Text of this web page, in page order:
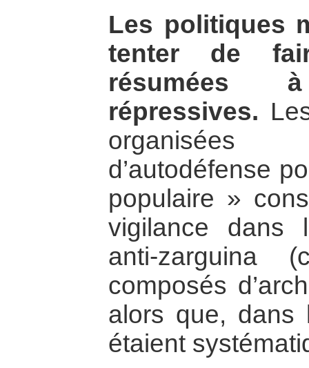
Les politiques
tenter de
résumées
répressives.
d’autodéfense
populaire »
vigilance dans
anti-zarguina
composés
alors que, dans
étaient